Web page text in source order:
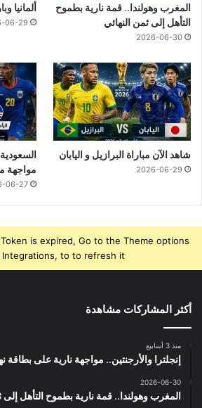
المغرب وهولندا.. قمة نارية بطموح
التأهل إلى ثمن النهائي
2026-06-30
ألمانيا
06-29
شاهد الآن مباراة البرازيل و اليابان
2026-06-29
مواجهة
06-27
is expired, Go to the Theme options
Integrations, to to refresh it.
أكثر المشاركات مشاهدة
منذ 3 أسابيع
إنجلترا والأرجنتين.. مواجهة نارية على بطاقة
2026-06-30
المغرب وهولندا.. قمة نارية بطموح التأهل إلى